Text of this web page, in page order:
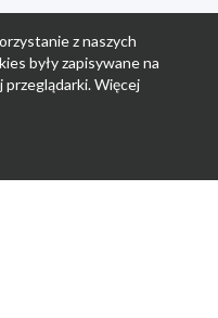
z naszych
były zapisywane na
Więcej